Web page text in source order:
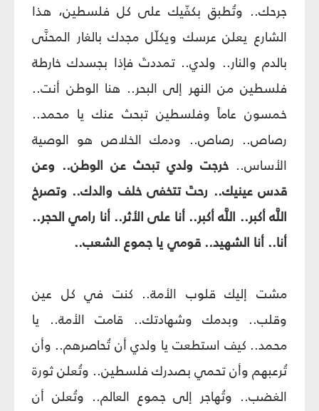
جرحك.. وتُطبق بكفّيك على كل فلسطين، هذا
الشارع يعلن عرسك ويكلّل مجدك بالغار المحنَّى
بالدم والنار.. ولدي.. تمددتَ فإذا بجسدك خارطة
فلسطين من النهر إلى البحر.. هنا الوطن أنت..
خمسون عاماً وفلسطين تبحث عنك يا محمد..
رصاص.. رصاص.. ودمك الخلاص هو الوصية
الأساس.. خرجت ولدي تبحث عن الوطن.. وعن
قدس عينيك.. رحتَ تتخفى خلف والدك.. وتصرخ
اللَّه أكبر.. اللَّه أكبر.. أنا على الأثر.. أنا رامي الحجر..
أنا.. أنا الشهيد.. قومي يا جموع الشعب..
مشت إليك قلوب الأمة.. كنت في كل عين
وقلب.. وبدمك وشهادتك.. قامت الأمة.. يا
محمد.. كيف استطعت يا ولدي أن تُحاصرهم.. وأن
تُرعبهم وأن تحمي بصدرك فلسطين.. وتُعلن ثورة
الغضب.. وتُهاجر إلى جموع العالم.. وتُعلن أن